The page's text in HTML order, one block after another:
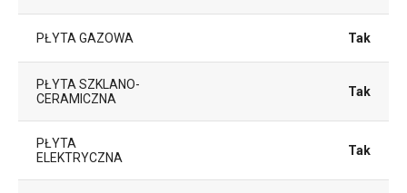
PŁYTA GAZOWA Tak
PŁYTA SZKLANO-
CERAMICZNA
Tak
PŁYTA
ELEKTRYCZNA
Tak